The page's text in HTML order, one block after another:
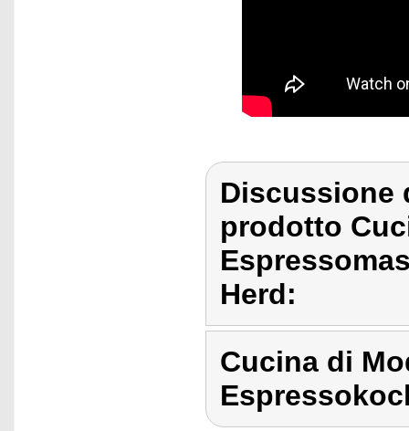
Discussione
prodotto
Herd:
Cucina di